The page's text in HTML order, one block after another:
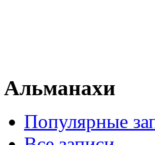
Альманахи
Популярные